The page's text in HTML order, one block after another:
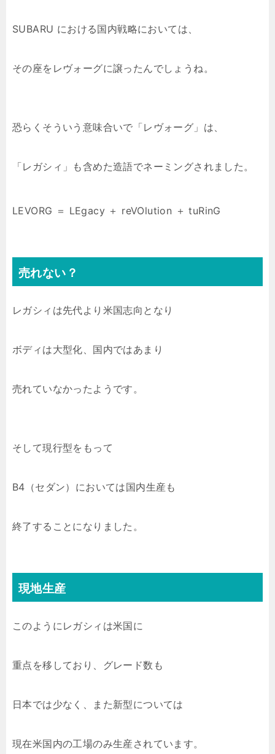
SUBARU における国内戦略においては、
その座をレヴォーグに譲ったんでしょうね。
恐らくそういう意味合いで「レヴォーグ」は、
「レガシィ」も含めた造語でネーミングされました。
LEVORG ＝ LEgacy ＋ reVOlution ＋ tuRinG
売れない？
レガシィは先代より米国志向となり
ボディは大型化、国内ではあまり
売れていなかったようです。
そして現行型をもって
B4（セダン）においては国内生産も
終了することになりました。
現地生産
このようにレガシィは米国に
重点を移しており、グレード数も
日本では少なく、また新型については
現在米国内の工場のみ生産されています。